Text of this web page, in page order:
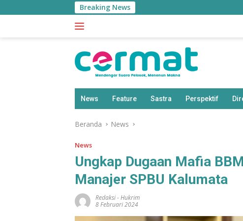
ke
Breaking News
News Feature Sastra Perspektif
Beranda News
News
Ungkap Dugaan Mafia
Manajer SPBU Kalumata
Redaksi-Hukrim
8 Februari 2024